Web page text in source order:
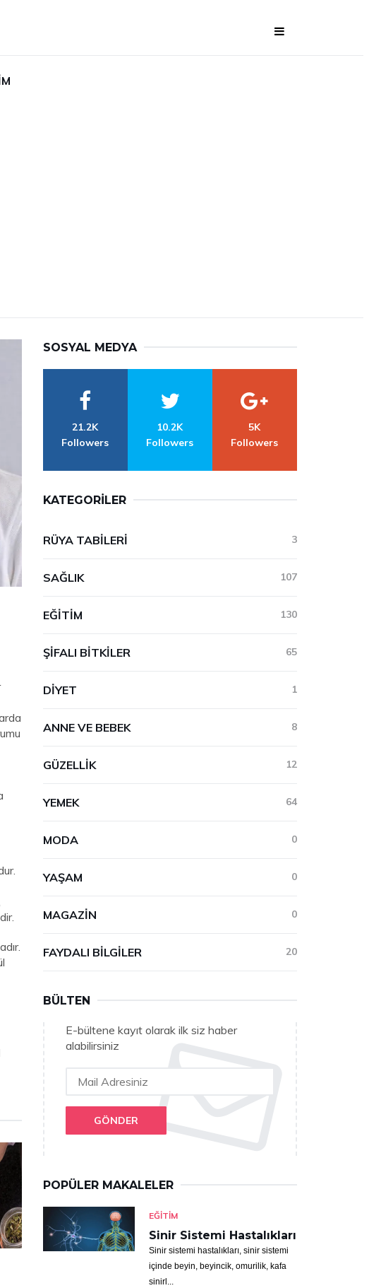
SOSYAL MEDYA
21.2K
Followers
10.2K
Followers
5K
Followers
KATEGORILER
RÜYA TABILERI 3
SAĞLIK 107
EĞITIM 130
ŞIFALI BITKILER 65
DIYET 1
ANNE VE BEBEK 8
GÜZELLIK 12
YEMEK 64
MODA 0
YAŞAM 0
MAGAZIN 0
FAYDALI BILGILER 20
BÜLTEN
E-bültene kayıt olarak ilk siz haber
alabilirsiniz
GÖNDER
POPÜLER MAKALELER
EĞITIM
Sinir Sistemi Hastalıkları
Sinir sistemi hastalıkları, sinir sistemi
içinde beyin, beyincik, omurilik, kafa
sinirl...